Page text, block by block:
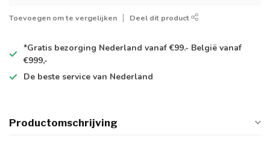
Toevoegen om te vergelijken Deel dit product
*Gratis bezorging Nederland vanaf €99.- België vanaf
€999,-
De beste service van Nederland
Productomschrijving